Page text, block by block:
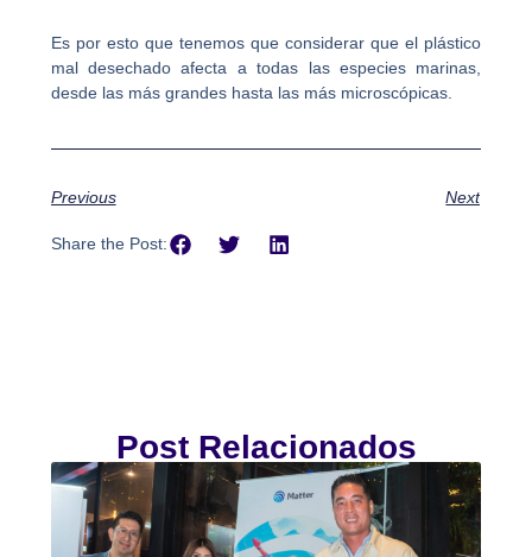
Es por esto que tenemos que considerar que el plástico
mal desechado afecta a todas las especies marinas,
desde las más grandes hasta las másmicroscópicas.
Previous Next
Share the Post:
Post Relacionados